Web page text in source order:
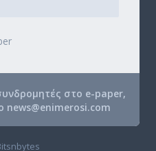
στο e-paper,
news@enimerosi.com